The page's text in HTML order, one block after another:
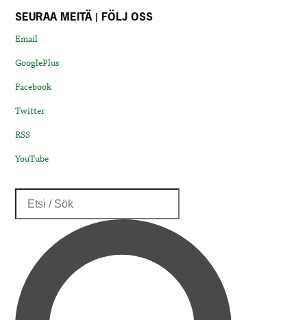
SEURAA MEITÄ | FÖLJ OSS
Email
GooglePlus
Facebook
Twitter
RSS
YouTube